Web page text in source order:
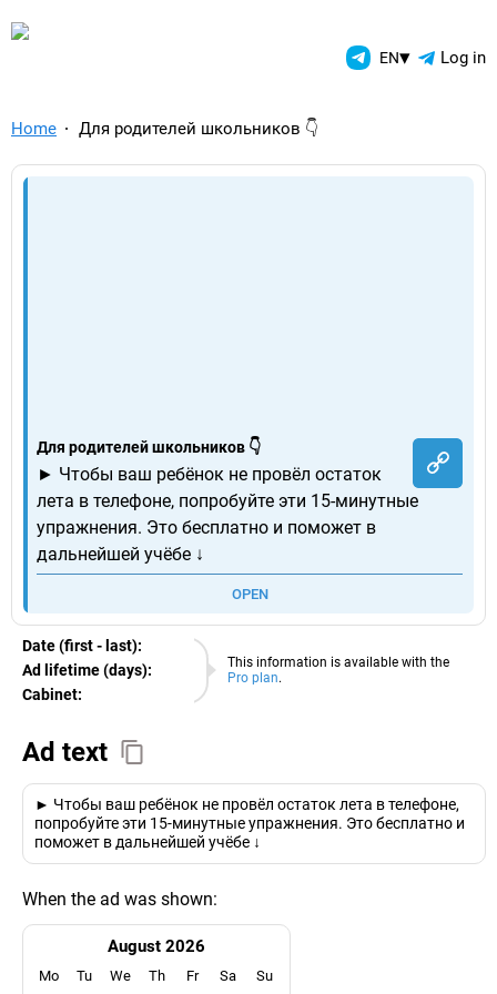
TelegramAds.com — EN▾ Log in
Home Для родителей школьников 👇
Для родителей школьников 👇
► Чтобы ваш ребёнок не провёл остаток
лета в телефоне, попробуйте эти 15-минутные
упражнения. Это бесплатно и поможет в
дальнейшей учёбе ↓
OPEN
This information is available with the
Pro plan.
Date (first - last):
09.08.2026
Ad lifetime (days):
Cabinet:
EURO
Ad text
► Чтобы ваш ребёнок не провёл остаток лета в телефоне,
попробуйте эти 15-минутные упражнения. Это бесплатно и
поможет в дальнейшей учёбе ↓
When the ad was shown:
August 2026
Mo Tu We Th Fr Sa Su